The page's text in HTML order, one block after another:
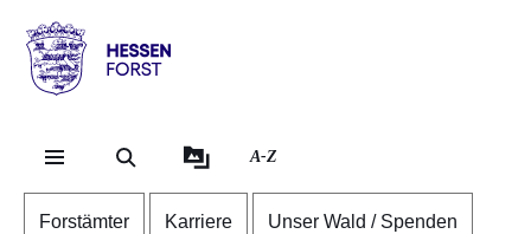
Hessen
Forst
A-Z
Forstämter Karriere Unser Wald / Spenden